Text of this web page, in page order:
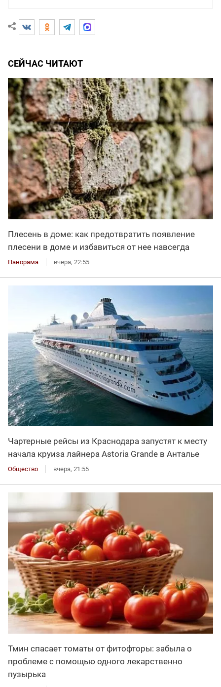
СЕЙЧАС ЧИТАЮТ
Плесень в доме: как предотвратить появление
плесени в доме и избавиться от нее навсегда
Панорама вчера, 22:55
Чартерные рейсы из Краснодара запустят к месту
начала круиза лайнера Astoria Grande в Анталье
Общество вчера, 21:55
Тмин спасает томаты от фитофторы: забыла о
проблеме с помощью одного лекарственно
пузырька